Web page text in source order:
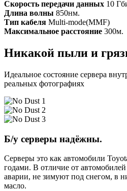
Скорость передачи данных 10
Длина волны 850нм.
Тип кабеля Multi-mode(MMF)
Максимальное расстояние 300м.
Никакой пыли и
Идеальное состояние сервера
реальных фотографиях
Б/у серверы надёжны.
Серверы это как автомобили
годами. В отличие от
аварии, не зимуют под снегом, в
масло.